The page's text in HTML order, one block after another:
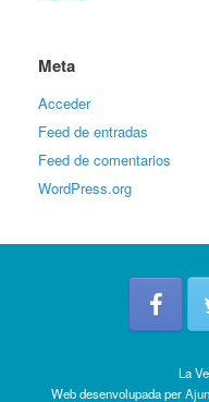
Meta
Acceder
Feed de entradas
Feed de comentarios
WordPress.org
La
Web desenvolupada per